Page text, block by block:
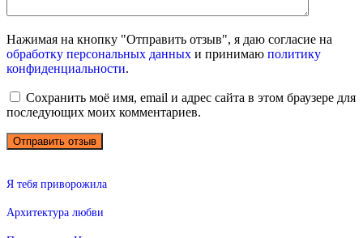
Нажимая на кнопку "Отправить отзыв", я даю согласие на
обработку персональных данных и принимаю политику
конфиденциальности.
Сохранить моё имя, email и адрес сайта в этом браузере для
последующих моих комментариев.
Я тебя приворожила
Архитектура любви